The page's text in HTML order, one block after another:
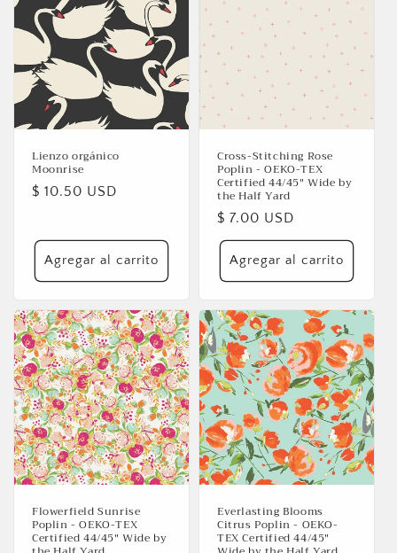
Lienzo orgánico
Moonrise
Precio
$ 10.50 USD
Agregar al carrito
Cross-Stitching Rose
Poplin - OEKO-TEX
Certified 44/45" Wide by
the Half Yard
Precio
habitual
$ 7.00 USD
Agregar al carrito
Flowerfield Sunrise
Poplin - OEKO-TEX
Certified 44/45" Wide by
Everlasting Blooms
Citrus Poplin - OEKO-
TEX Certified 44/45"
Inicie sesión en su cuenta para agregar productos
a su lista de deseos y ver los artículos guardados
anteriormente.
Acceso